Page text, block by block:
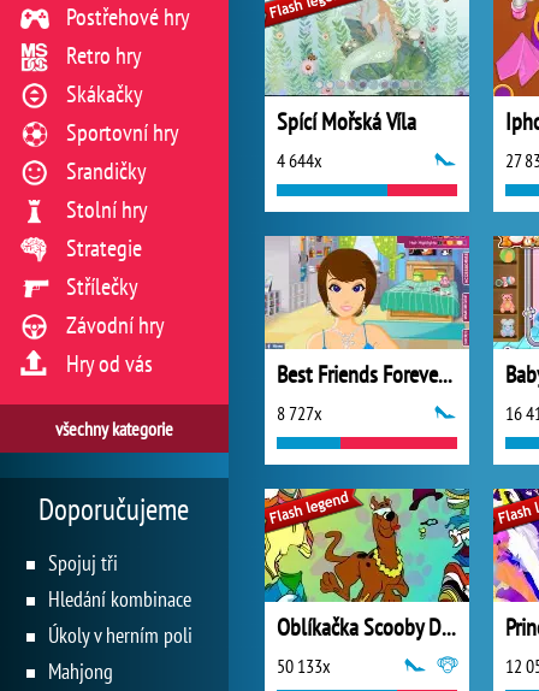
Spící Mořská Víla
4 644x 27
Best Friends Forever 2
8 727x 16
Oblíkačka Scooby Doo
50 133x 12
Postřehové hry
Retro hry
Skákačky
Sportovní hry
Srandičky
Stolní hry
Strategie
Střílečky
Závodní hry
Hry od vás
všechny kategorie
Doporučujeme
Spojuj tři
Hledání kombinace
Úkoly v herním poli
Mahjong